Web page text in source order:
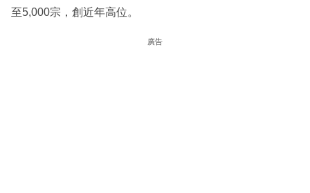
至5,000宗，創近年高位。
廣告